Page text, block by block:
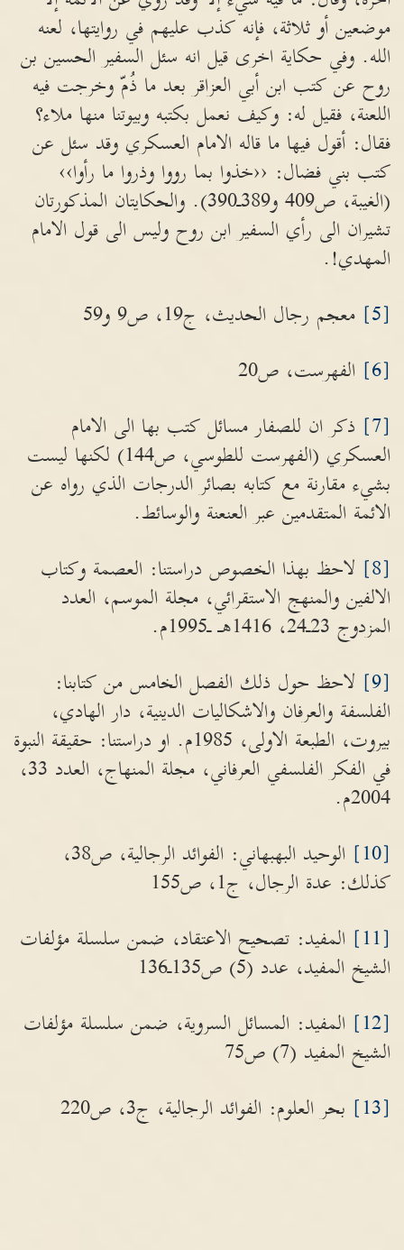
موضعين أو ثلاثة، فإنه كذب عليهم في روايتها، لعنه
الله. وفي حكاية اخرى قيل انه سئل السفير الحسين بن
روح عن كتب ابن أبي العزاقر بعد ما ذُمّ وخرجت فيه
اللعنة، فقيل له: وكيف نعمل بكتبه وبيوتنا منها ملاء؟
فقال: أقول فيها ما قاله الامام العسكري وقد سئل عن
كتب بني فضال: ‹‹خذوا بما رووا وذروا ما رأوا››
(الغيبة، ص409 و389ـ390). والحكايتان المذكورتان
تشيران الى رأي السفير ابن روح وليس الى قول الامام
المهدي!.
[5]
معجم رجال الحديث، ج19، ص9 و59
[6]
الفهرست، ص20
[7]
ذكر ان للصفار مسائل كتب بها الى الامام
العسكري (الفهرست للطوسي، ص144) لكنها ليست
بشيء مقارنة مع كتابه بصائر الدرجات الذي رواه عن
الائمة المتقدمين عبر العنعنة والوسائط.
[8]
لاحظ بهذا الخصوص دراستنا: العصمة وكتاب
الالفين والمنهج الاستقرائي، مجلة الموسم، العدد
المزدوج 23ـ24، 1416هـ ـ1995م.
[9]
لاحظ حول ذلك الفصل الخامس من كتابنا:
الفلسفة والعرفان والاشكاليات الدينية، دار الهادي،
بيروت، الطبعة الاولى، 1985م. او دراستنا: حقيقة النبوة
في الفكر الفلسفي العرفاني، مجلة المنهاج، العدد 33،
2004م.
[10]
الوحيد البهبهاني: الفوائد الرجالية، ص38،
كذلك: عدة الرجال، ج1، ص155
[11]
المفيد: تصحيح الاعتقاد، ضمن سلسلة مؤلفات
الشيخ المفيد، عدد (5) ص135ـ136
[12]
المفيد: المسائل السروية، ضمن سلسلة مؤلفات
الشيخ المفيد (7) ص75
[13]
بحر العلوم: الفوائد الرجالية، ج3، ص220